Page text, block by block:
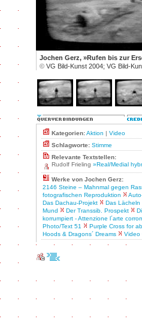
Jochen Gerz, »Rufen bis zur
© VG Bild-Kunst 2004; VG Bild-
Kategorien:Aktion | Video
Schlagworte: Stimme
Relevante Textstellen:
Rudolf Frieling »Real/Medial
Werke von Jochen Gerz:
2146 Steine – Mahnmal gegen
fotografischen Reproduktion
Das Dachau-Projekt
Das Lächeln
Mund
Der Transsib. Prospekt
korrumpiert - Attenzione l´arte
Photo/Text 51
Purple Cross for
Hoods & Dragons´ Dreams
Video